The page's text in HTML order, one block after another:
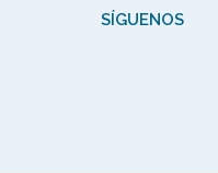
SÍGUENOS